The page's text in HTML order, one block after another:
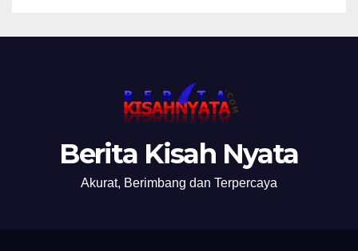
Berita Kisah Nyata
Akurat, Berimbang dan Terpercaya